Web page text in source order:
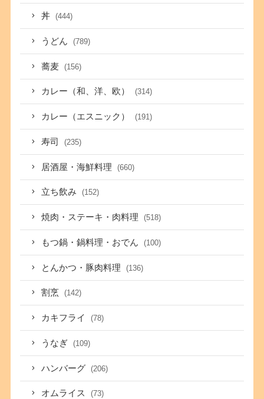
丼 (444)
うどん (789)
蕎麦 (156)
カレー（和、洋、欧） (314)
カレー（エスニック） (191)
寿司 (235)
居酒屋・海鮮料理 (660)
立ち飲み (152)
焼肉・ステーキ・肉料理 (518)
もつ鍋・鍋料理・おでん (100)
とんかつ・豚肉料理 (136)
割烹 (142)
カキフライ (78)
うなぎ (109)
ハンバーグ (206)
オムライス (73)